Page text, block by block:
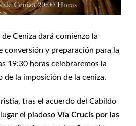
Ceniza dará comienzo la
conversión y preparación para la
19:30 horas celebraremos la
de la imposición de la ceniza.
tras el acuerdo del Cabildo
el piadoso Vía Crucis por las